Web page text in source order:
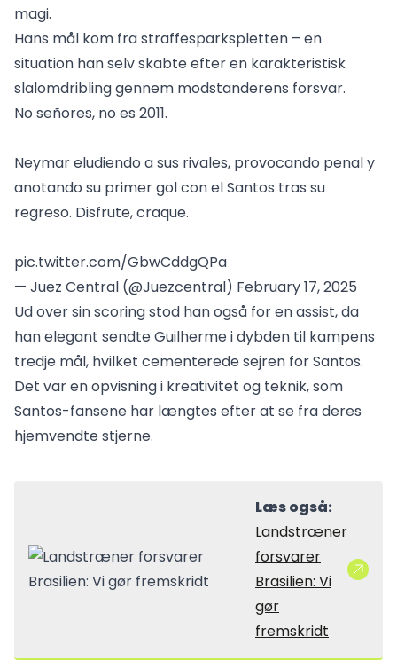
magi.
Hans mål kom fra straffesparkspletten – en
situation han selv skabte efter en karakteristisk
slalomdribling gennem modstanderens forsvar.
No señores, no es 2011.
Neymar eludiendo a sus rivales, provocando penal y
anotando su primer gol con el Santos tras su
regreso. Disfrute, craque.
pic.twitter.com/GbwCddgQPa
— Juez Central (@Juezcentral) February 17, 2025
Ud over sin scoring stod han også for en assist, da
han elegant sendte Guilherme i dybden til kampens
tredje mål, hvilket cementerede sejren for Santos.
Det var en opvisning i kreativitet og teknik, som
Santos-fansene har længtes efter at se fra deres
hjemvendte stjerne.
Læs også:
Landstræner
forsvarer
Brasilien: Vi
gør
fremskridt